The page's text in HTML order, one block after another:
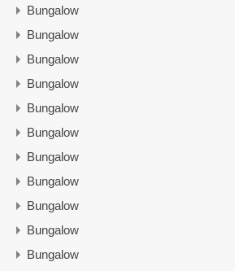
Bungalow
Bungalow
Bungalow
Bungalow
Bungalow
Bungalow
Bungalow
Bungalow
Bungalow
Bungalow
Bungalow